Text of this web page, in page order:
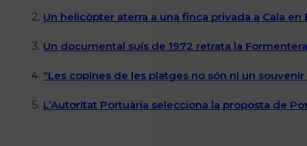
Un helicòpter aterra a una finca privada a Cala
Un documental suís de 1972 retrata la
“Les copines de les platges no són ni un
L’Autoritat Portuària selecciona la proposta de